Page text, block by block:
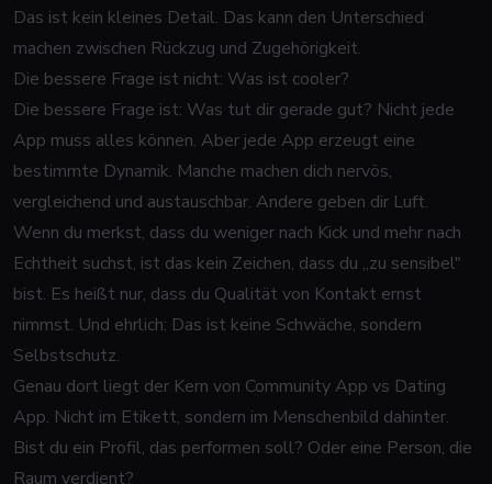
Das ist kein kleines Detail. Das kann den Unterschied
machen zwischen Rückzug und Zugehörigkeit.
Die bessere Frage ist nicht: Was ist cooler?
Die bessere Frage ist: Was tut dir gerade gut? Nicht jede
App muss alles können. Aber jede App erzeugt eine
bestimmte Dynamik. Manche machen dich nervös,
vergleichend und austauschbar. Andere geben dir Luft.
Wenn du merkst, dass du weniger nach Kick und mehr nach
Echtheit suchst, ist das kein Zeichen, dass du „zu sensibel"
bist. Es heißt nur, dass du Qualität von Kontakt ernst
nimmst. Und ehrlich: Das ist keine Schwäche, sondern
Selbstschutz.
Genau dort liegt der Kern von Community App vs Dating
App. Nicht im Etikett, sondern im Menschenbild dahinter.
Bist du ein Profil, das performen soll? Oder eine Person, die
Raum verdient?